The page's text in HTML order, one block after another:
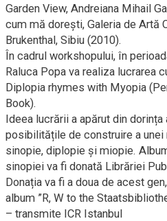
Garden View, Andreiana Mihail
cum mă dorești, Galeria de Artă
Brukenthal, Sibiu (2010).
În cadrul workshopului, în
Raluca Popa va realiza lucrarea
Diplopia rhymes with Myopia
Book).
Ideea lucrării a apărut din
posibilitățile de construire a
sinopie, diplopie și miopie.
sinopiei va fi donată Librăriei
Donația va fi a doua de acest
album ”R, W to the
– transmite ICR Istanbul